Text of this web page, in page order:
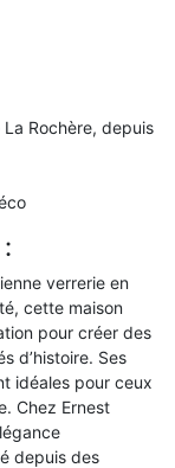
Rochère, depuis
:
verrerie en
cette maison
pour créer des
d’histoire. Ses
idéales pour ceux
Chez Ernest
depuis des